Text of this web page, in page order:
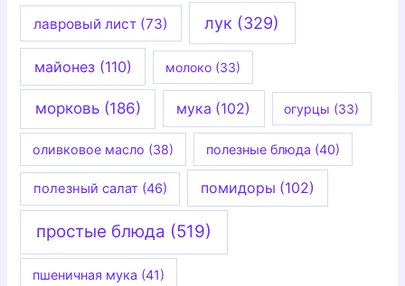
лавровый лист (73) лук (329)
майонез(110) молоко (33)
морковь(186) мука (102) огурцы (33)
оливковое масло (38) полезные блюда (40)
полезный салат(46) помидоры (102)
простые блюда (519)
пшеничная мука (41)